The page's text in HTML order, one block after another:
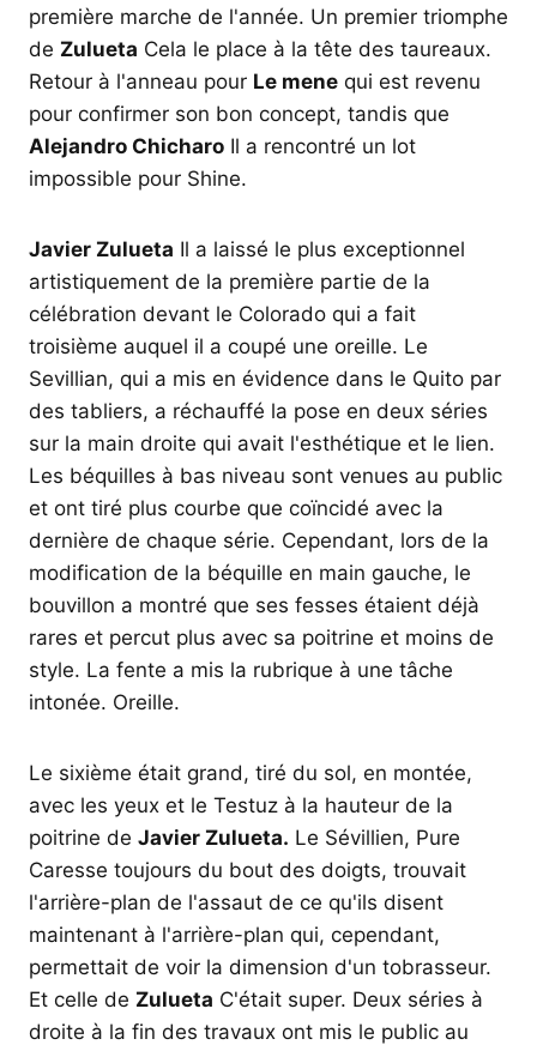
première marche de l'année. Un premier triomphe
de Zulueta Cela le place à la tête des taureaux.
Retour à l'anneau pour Le mene qui est revenu
pour confirmer son bon concept, tandis que
Alejandro Chicharo Il a rencontré un lot
impossible pour Shine.
Javier Zulueta Il a laissé le plus exceptionnel
artistiquement de la première partie de la
célébration devant le Colorado qui a fait
troisième auquel il a coupé une oreille. Le
Sevillian, qui a mis en évidence dans le Quito par
des tabliers, a réchauffé la pose en deux séries
sur la main droite qui avait l'esthétique et le lien.
Les béquilles à bas niveau sont venues au public
et ont tiré plus courbe que coïncidé avec la
dernière de chaque série. Cependant, lors de la
modification de la béquille en main gauche, le
bouvillon a montré que ses fesses étaient déjà
rares et percut plus avec sa poitrine et moins de
style. La fente a mis la rubrique à une tâche
intonée. Oreille.
Le sixième était grand, tiré du sol, en montée,
avec les yeux et le Testuz à la hauteur de la
poitrine de Javier Zulueta. Le Sévillien, Pure
Caresse toujours du bout des doigts, trouvait
l'arrière-plan de l'assaut de ce qu'ils disent
maintenant à l'arrière-plan qui, cependant,
permettait de voir la dimension d'un tobrasseur.
Et celle de Zulueta C'était super. Deux séries à
droite à la fin des travaux ont mis le public au